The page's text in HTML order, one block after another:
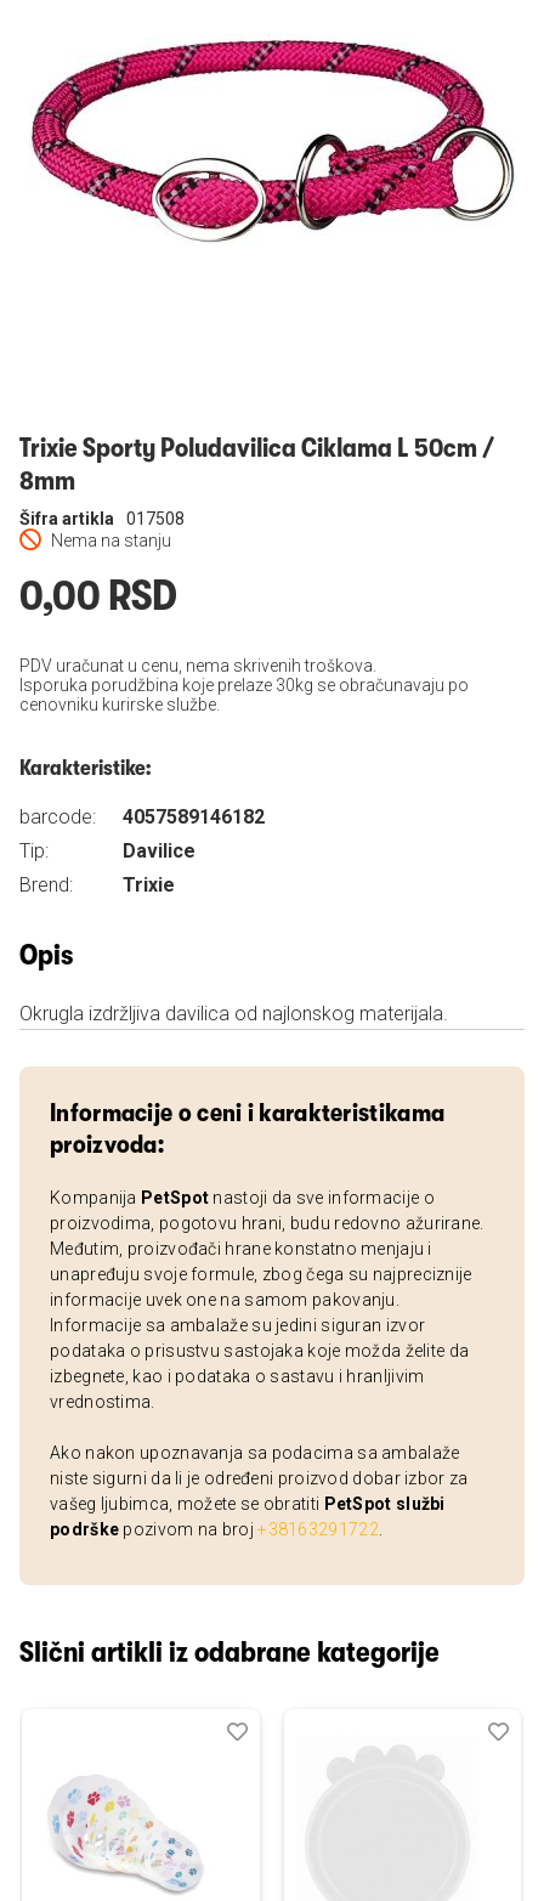
Trixie Sporty Poludavilica Ciklama L 50cm /
8mm
Nema na stanju
Šifra artikla 017508
0,00 RSD
PDV uračunat u cenu, nema skrivenih troškova.
Isporuka porudžbina koje prelaze 30kg se obračunavaju po
cenovniku kurirske službe.
Karakteristike:
barcode:
4057589146182
Tip:
Davilice
Brend:
Trixie
Opis
Okrugla izdržljiva davilica od najlonskog materijala.
Informacije o ceni i karakteristikama
proizvoda:
Kompanija PetSpot nastoji da sve informacije o
proizvodima, pogotovu hrani, budu redovno ažurirane.
Međutim, proizvođači hrane konstatno menjaju i
unapređuju svoje formule, zbog čega su najpreciznije
informacije uvek one na samom pakovanju.
Informacije sa ambalaže su jedini siguran izvor
podataka o prisustvu sastojaka koje možda želite da
izbegnete, kao i podataka o sastavu i hranljivim
vrednostima.
Ako nakon upoznavanja sa podacima sa ambalaže
niste sigurni da li je određeni proizvod dobar izbor za
vašeg ljubimca, možete se obratiti PetSpot službi
podrške pozivom na broj+38163291722
Slični artikli iz odabrane kategorije
Dodaj
Uporedi